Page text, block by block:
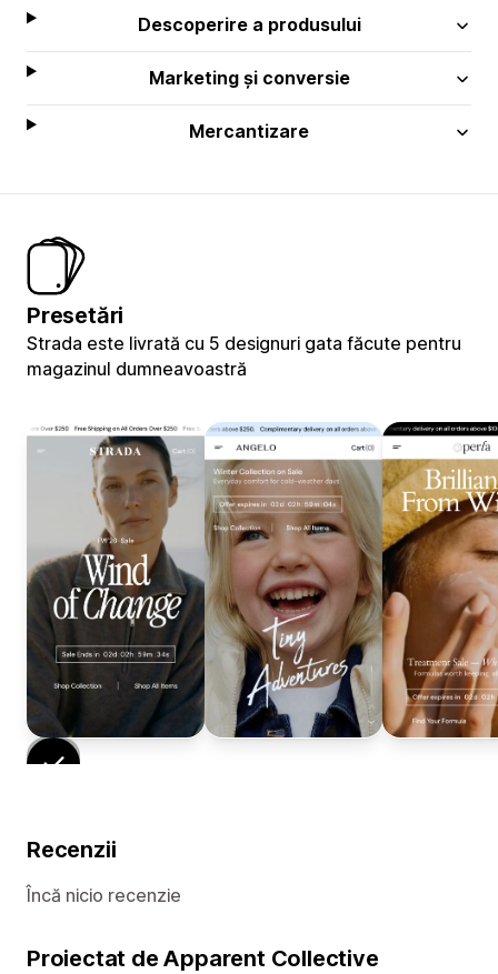
Descoperire a produsului
Marketing și conversie
Mercantizare
Presetări
Strada este livrată cu 5 designuri gata făcute pentru
magazinul dumneavoastră
Recenzii
Încă nicio recenzie
Proiectat de Apparent Collective